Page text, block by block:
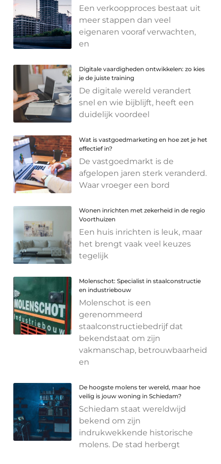
Een verkoopproces bestaat uit
meer stappen dan veel
eigenaren vooraf verwachten,
en
Digitale vaardigheden ontwikkelen: zo kies
je de juiste training
De digitale wereld verandert
snel en wie bijblijft, heeft een
duidelijk voordeel
Wat is vastgoedmarketing en hoe zet je het
effectief in?
De vastgoedmarkt is de
afgelopen jaren sterk veranderd.
Waar vroeger een bord
Wonen inrichten met zekerheid in de regio
Voorthuizen
Een huis inrichten is leuk, maar
het brengt vaak veel keuzes
tegelijk
Molenschot: Specialist in staalconstructie
en industriebouw
Molenschot is een
gerenommeerd
staalconstructiebedrijf dat
bekendstaat om zijn
vakmanschap, betrouwbaarheid
en
De hoogste molens ter wereld, maar hoe
veilig is jouw woning in Schiedam?
Schiedam staat wereldwijd
bekend om zijn
indrukwekkende historische
molens. De stad herbergt